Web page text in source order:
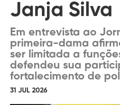
Janja Silva
Em entrevista ao
primeira-dama
ser limitada a
defendeu sua
fortalecimento de
31 JUL 2026